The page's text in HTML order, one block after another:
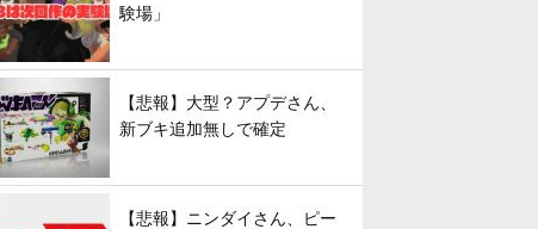
験場」
【悲報】大型？アプデさん、
新ブキ追加無しで確定
【悲報】ニンダイさん、ピー